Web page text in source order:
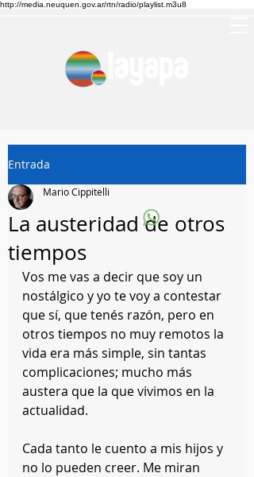
http://media.neuquen.gov.ar/rtn/radio/playlist.m3u8
Entrada
La austeridad de otros
tiempos
Mario Cippitelli
Vos me vas a decir que soy un
nostálgico y yo te voy a contestar
que sí, que tenés razón, pero en
otros tiempos no muy remotos la
vida era más simple, sin tantas
complicaciones; mucho más
austera que la que vivimos en la
actualidad.
Cada tanto le cuento a mis hijos y
no lo pueden creer. Me miran